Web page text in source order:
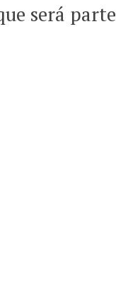
será parte